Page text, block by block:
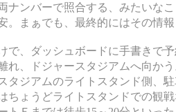
ナンバーで照合する、みたいな
。まぁでも、最終的にはその情
で、ダッシュボードに手書きで
れ、ドジャースタジアムへ向か
タジアムのライトスタンド側、
ちょうどライトスタンドでの観